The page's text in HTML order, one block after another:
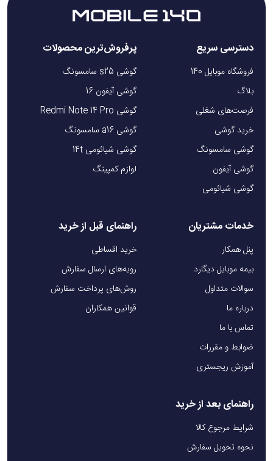
دسترسی سریع
فروشگاه موبایل 140
بلاگ
فرصت‌های شغلی
خرید گوشی
گوشی سامسونگ
گوشی آیفون
گوشی شیائومی
پرفروش‌ترین محصولات
گوشی s25 سامسونگ
گوشی آیفون 16
گوشی Redmi Note 14 Pro
گوشی a16 سامسونگ
گوشی شیائومی 14t
لوازم کمپینگ
خدمات مشتریان
پنل همکار
بیمه موبایل دیگارد
سوالات متداول
درباره ما
تماس با ما
ضوابط و مقررات
آموزش ریجستری
راهنمای قبل از خرید
خرید اقساطی
رویه‌های ارسال سفارش
روش‌های پرداخت سفارش
قوانین همکاران
راهنمای بعد از خرید
شرایط مرجوع کالا
نحوه تحویل سفارش